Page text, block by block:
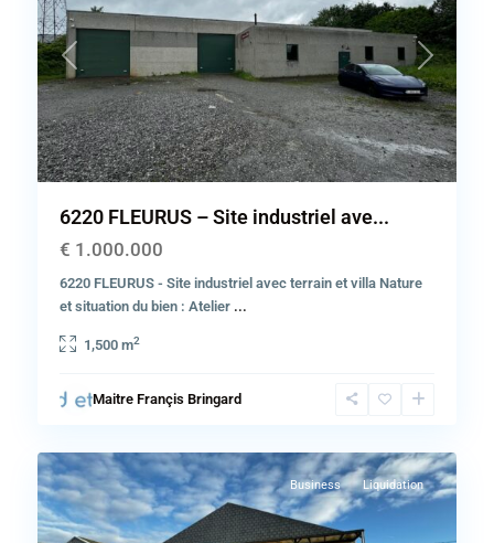
Previous Next
6220 FLEURUS – Site industriel ave...
€ 1.000.000
6220 FLEURUS - Site industriel avec terrain et villa Nature
et situation du bien : Atelier ...
1,500 m2
Maitre Françis Bringard
Province
Hainaut,
Business Liquidation